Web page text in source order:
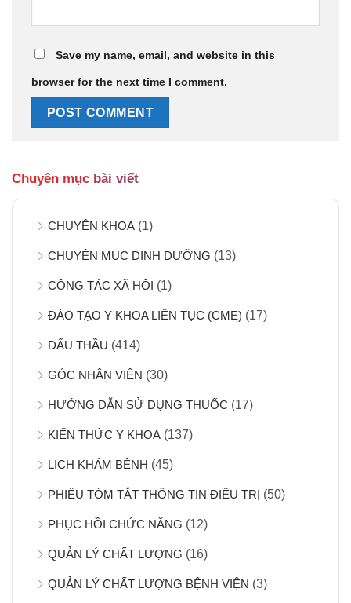
Save my name, email, and website in this
browser for the next time I comment.
Chuyên mục bài viết
CHUYÊN KHOA (1)
CHUYÊN MỤC DINH DƯỠNG (13)
CÔNG TÁC XÃ HỘI (1)
ĐÀO TẠO Y KHOA LIÊN TỤC (CME) (17)
ĐẤU THẦU (414)
GÓC NHÂN VIÊN (30)
HƯỚNG DẪN SỬ DỤNG THUỐC (17)
KIẾN THỨC Y KHOA (137)
LỊCH KHÁM BỆNH (45)
PHIẾU TÓM TẮT THÔNG TIN ĐIỀU TRỊ (50)
PHỤC HỒI CHỨC NĂNG (12)
QUẢN LÝ CHẤT LƯỢNG (16)
QUẢN LÝ CHẤT LƯỢNG BỆNH VIỆN (3)